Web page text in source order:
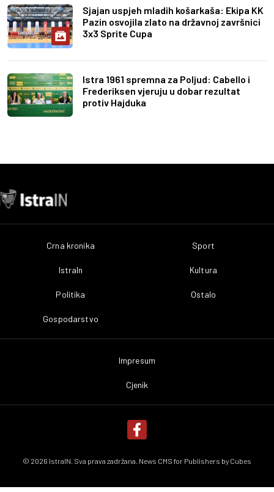
Sjajan uspjeh mladih košarkaša: Ekipa KK
Pazin osvojila zlato na državnoj završnici
3x3 Sprite Cupa
Istra 1961 spremna za Poljud: Cabello i
Frederiksen vjeruju u dobar rezultat
protiv Hajduka
Crna kronika
IstraIn
Politika
Gospodarstvo
Sport
Kultura
Ostalo
Impresum
Cjenik
© 2026 IstraIN. Sva prava zadržana. News CMS for Publishers by Cubes